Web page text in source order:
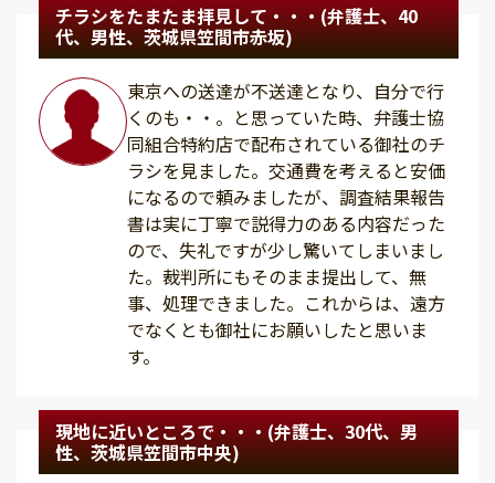
チラシをたまたま拝見して・・・(弁護士、40
代、男性、茨城県笠間市赤坂)
東京への送達が不送達となり、自分で行
くのも・・。と思っていた時、弁護士協
同組合特約店で配布されている御社のチ
ラシを見ました。交通費を考えると安価
になるので頼みましたが、調査結果報告
書は実に丁寧で説得力のある内容だった
ので、失礼ですが少し驚いてしまいまし
た。裁判所にもそのまま提出して、無
事、処理できました。これからは、遠方
でなくとも御社にお願いしたと思いま
す。
現地に近いところで・・・(弁護士、30代、男
性、茨城県笠間市中央)